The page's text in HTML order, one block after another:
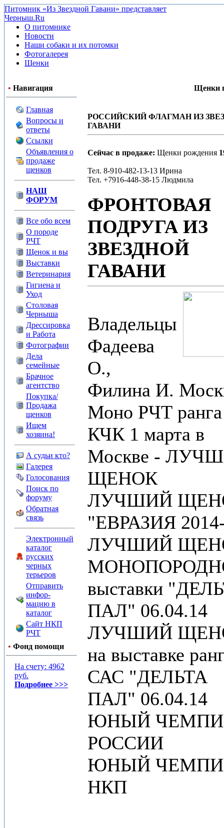
Питомник «Из Звездной Гавани» представляет
Черныш.Ru
О питомнике
Новости
Наши собаки и их потомки
Фотогалерея
Щенки
• Навигация
Главная
Вопросы и
ответы
Ссылки
Объявления о
продаже
щенков
НАШ
ФОРУМ
Все обо всем
О породе
РЧТ
Щенок и вы
Выставки
Ветеринария
Гигиена и
Уход
Столовая
Черныша
Дрессировка
и Работа
Фотографии
Дела
семейные
Брачное
агентство
Покупка/
Продажа
щенков
Ищем
хозяина!
А судьи кто?
Галерея
Голосования
Поиск по
форуму
Обратная
связь
Электронный
каталог
русских
черных
терьеров
Отправить
инфор-
мацию в
каталог
Сайт НКП
РЧТ
• Фонд помощи
На счету: 4962
руб.
Подробнее >>>
Щенки
РОССИЙСКИЙ ФЛАГМАН ИЗ
ГАВАНИ
Сейчас в продаже: Щенки рождения
Тел. 8-910-482-13-13 Ирина
Тел. +7916-448-38-15 Людмила
ФРОНТОВАЯ
ПОДРУГА ИЗ
ЗВЕЗДНОЙ
ГАВАНИ
Владельцы
Фадеева
О.,
Филина И.
Моно РЧТ ранга
КЧК 1 марта в
Москве -
ЩЕНОК
ЛУЧШИЙ
"ЕВРАЗИЯ
ЛУЧШИЙ
выставки
ПАЛ" 06.04.14
ЛУЧШИЙ
на выставке
САС "ДЕЛЬТА
ПАЛ" 06.04.14
ЮНЫЙ
РОССИИ
ЮНЫЙ
НКП